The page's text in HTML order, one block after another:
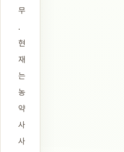
무
.
현
재
는
농
약
사
사